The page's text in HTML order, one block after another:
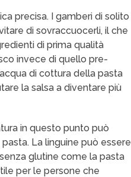
precisa. I gamberi di solito
di sovraccuocerli, il che
di prima qualità
invece di quello pre-
di cottura della pasta
la salsa a diventare più
in questo punto può
La linguine può essere
glutine come la pasta
per le persone che